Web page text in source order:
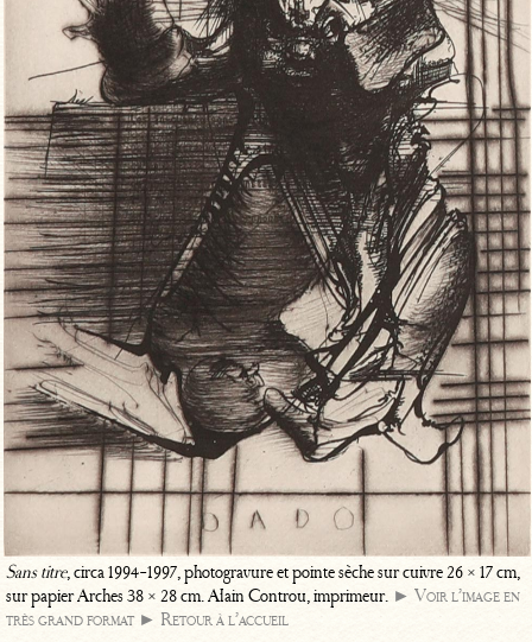
Sans titre, circa 1994-1997, photogravure et pointe sèche sur cuivre 26 × 17 cm,
sur papier Arches 38 × 28 cm. Alain Controu, imprimeur. ► Voir l’image en
très grand format ► Retour à l’accueil